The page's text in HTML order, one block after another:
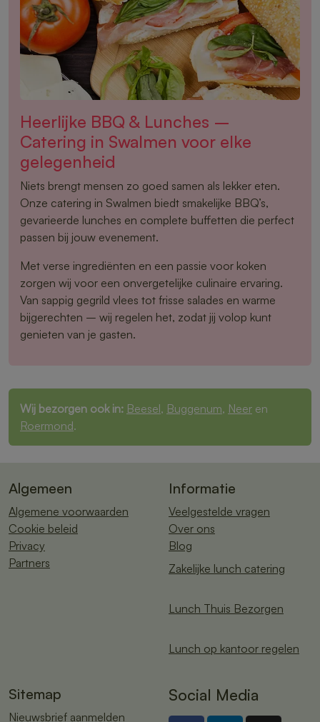
Heerlijke BBQ & Lunches –
Catering in Swalmen voor elke
gelegenheid
Niets brengt mensen zo goed samen als lekker eten.
Onze catering in Swalmen biedt smakelijke BBQ’s,
gevarieerde lunches en complete buffetten die perfect
passen bij jouw evenement.
Met verse ingrediënten en een passie voor koken
zorgen wij voor een onvergetelijke culinaire ervaring.
Van sappig gegrild vlees tot frisse salades en warme
bijgerechten – wij regelen het, zodat jij volop kunt
genieten van je gasten.
Wij bezorgen ook in: Beesel, Buggenum, Neer en
Roermond.
Algemeen
Algemene voorwaarden
Cookie beleid
Privacy
Partners
Informatie
Veelgestelde vragen
Over ons
Blog
Zakelijke lunch catering
Lunch Thuis Bezorgen
Lunch op kantoor regelen
Sitemap
Nieuwsbrief aanmelden
Social Media